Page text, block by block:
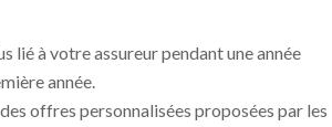
lié à votre assureur pendant une année
année.
offres personnalisées proposées par les